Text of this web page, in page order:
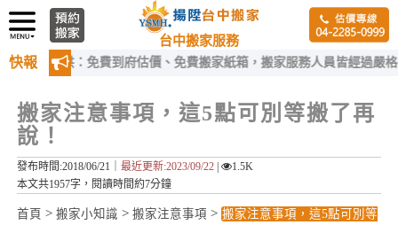
台中搬家服務
快報
：免費到府估價、免費搬家紙箱，搬家服務人員皆經過嚴格訓練！
搬家注意事項，這5點可別等搬了再
說！
發布時間:2018/06/21｜ 最近更新:2023/09/22|
1.5K
本文共1957字，閱讀時間約7分鐘
首頁 > 搬家小知識 > 搬家注意事項 > 搬家注意事項，這5點可別等